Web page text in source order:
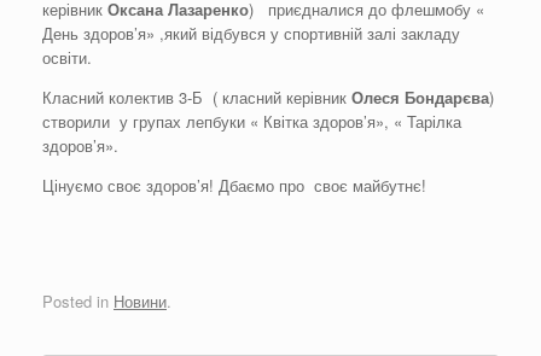
керівник Оксана Лазаренко) приєдналися до флешмобу «
День здоров’я» ,який відбувся у спортивній залі закладу
освіти.
Класний колектив 3-Б ( класний керівник Олеся Бондарєва)
створили у групах лепбуки « Квітка здоров’я», « Тарілка
здоров’я».
Цінуємо своє здоров’я! Дбаємо про своє майбутнє!
Posted in Новини.